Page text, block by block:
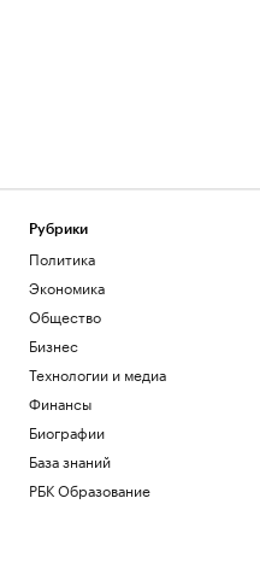
Рубрики
Политика
Экономика
Общество
Бизнес
Технологии и медиа
Финансы
Биографии
База знаний
РБК Образование